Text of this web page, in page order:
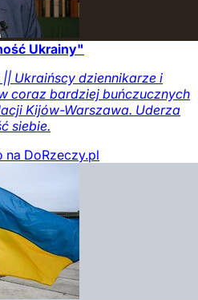
Ukrainy"
|| Ukraińscy dziennikarze i
coraz bardziej buńczucznych
Kijów-Warszawa. Uderza
siebie.
na DoRzeczy.pl